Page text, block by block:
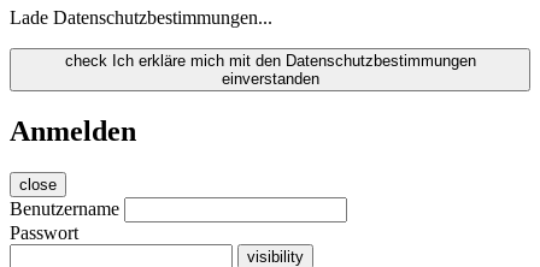
Lade Datenschutzbestimmungen...
check Ich erkläre mich mit den Datenschutzbestimmungen
einverstanden
Anmelden
close
Benutzername
Passwort
visibility